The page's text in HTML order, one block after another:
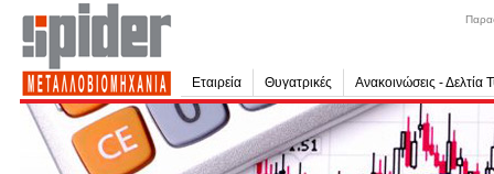
Εταιρεία Θυγατρικές Ανακοινώσεις - Δελτία